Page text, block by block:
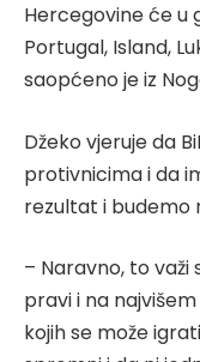
Hercegovine će u
Portugal, Island,
saopćeno je iz
Džeko vjeruje da
protivnicima i da
rezultat i budemo
– Naravno, to važi
pravi i na
kojih se može